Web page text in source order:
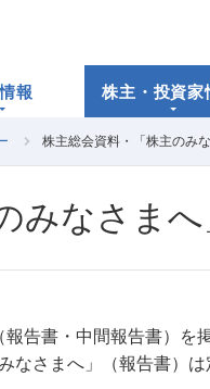
報 株主・投資家
株主総会資料・「株主のみ
みなさまへ
告書・中間報告書）を
さまへ」（報告書）は